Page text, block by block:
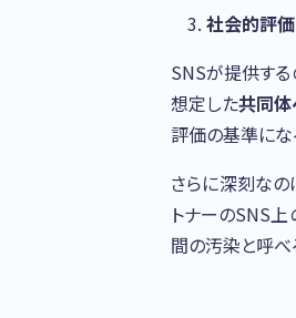
社会的評価
SNSが提供する
想定した共同
評価の基準にな
さらに深刻なの
トナーのSNS上
間の汚染と呼べ